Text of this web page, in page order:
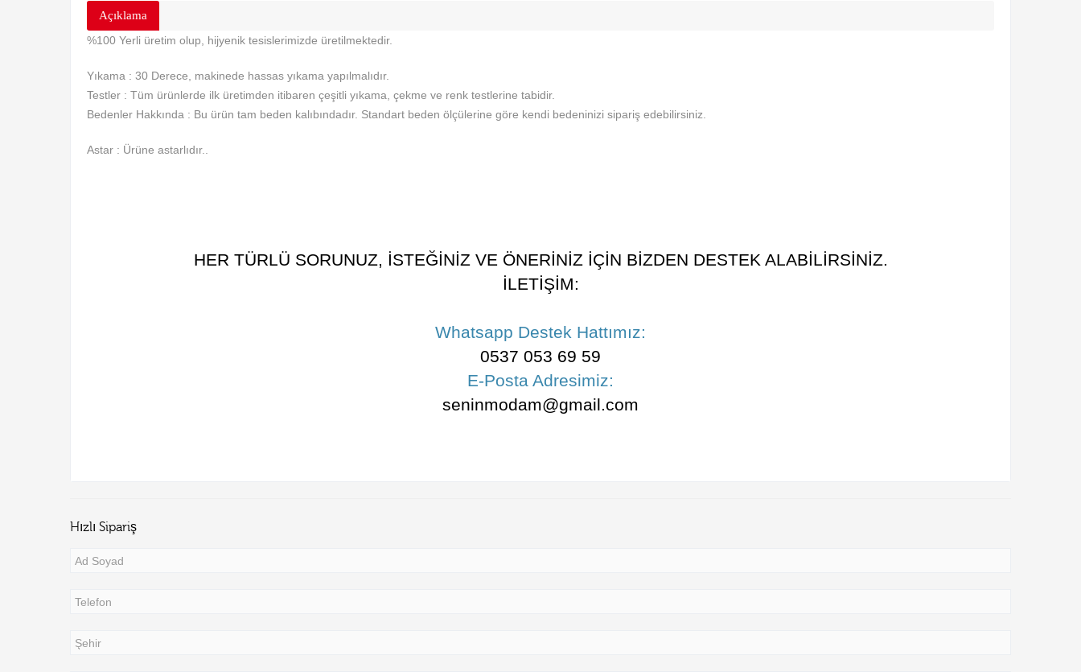
Açıklama
%100 Yerli üretim olup, hijyenik tesislerimizde üretilmektedir.
Yıkama : 30 Derece, makinede hassas yıkama yapılmalıdır.
Testler : Tüm ürünlerde ilk üretimden itibaren çeşitli yıkama, çekme ve renk testlerine tabidir.
Bedenler Hakkında : Bu ürün tam beden kalıbındadır. Standart beden ölçülerine göre kendi bedeninizi sipariş edebilirsiniz.
Astar : Ürüne astarlıdır. .
HER TÜRLÜ SORUNUZ, İSTEĞİNİZ VE ÖNERİNİZ İÇİN BİZDEN DESTEK ALABİLİRSİNİZ.
İLETİŞİM:
Whatsapp Destek Hattımız:
0537 053 69 59
E-Posta Adresimiz:
seninmodam@gmail.com
Hızlı Sipariş